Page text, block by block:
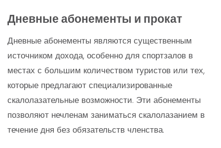
Дневные абонементы и прокат
Дневные абонементы являются существенным
источником дохода, особенно для спортзалов в
местах с большим количеством туристов или тех,
которые предлагают специализированные
скалолазательные возможности. Эти абонементы
позволяют нечленам заниматься скалолазанием в
течение дня без обязательств членства.